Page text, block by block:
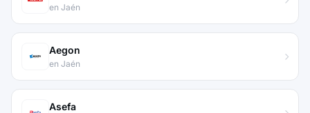
en Jaén
Aegon
en Jaén
Asefa